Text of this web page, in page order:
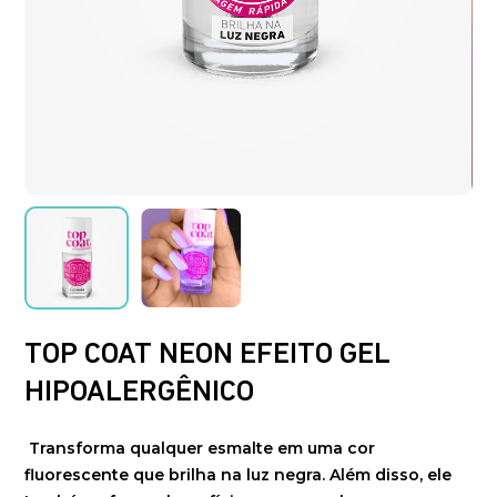
TOP COAT NEON EFEITO GEL
HIPOALERGÊNICO
Transforma qualquer esmalte em uma cor
fluorescente que brilha na luz negra. Além disso, ele